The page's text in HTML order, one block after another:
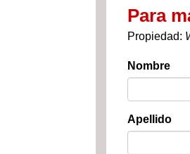
Para
Propiedad:
Nombre
Apellido